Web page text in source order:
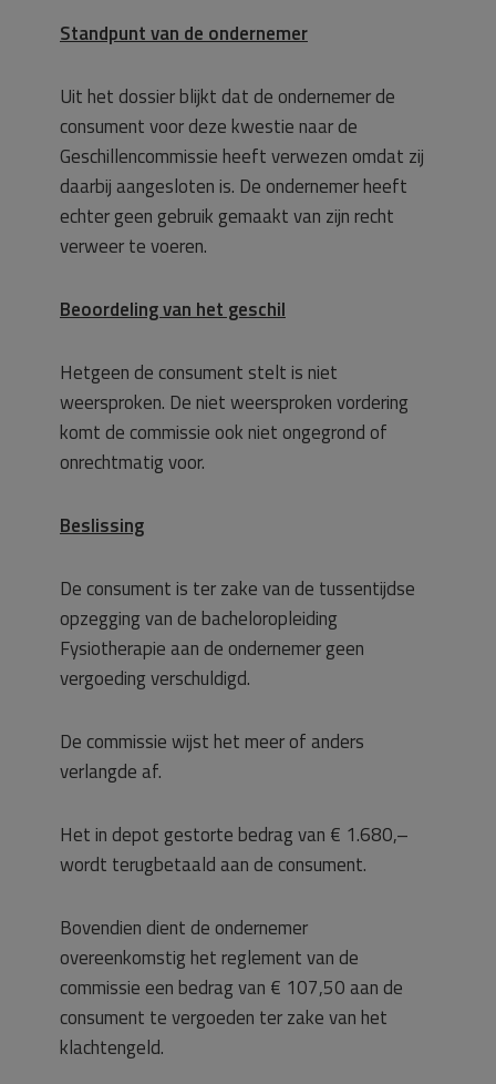
Standpunt van de ondernemer
Uit het dossier blijkt dat de ondernemer de
consument voor deze kwestie naar de
Geschillencommissie heeft verwezen omdat zij
daarbij aangesloten is. De ondernemer heeft
echter geen gebruik gemaakt van zijn recht
verweer te voeren.
Beoordeling van het geschil
Hetgeen de consument stelt is niet
weersproken. De niet weersproken vordering
komt de commissie ook niet ongegrond of
onrechtmatig voor.
Beslissing
De consument is ter zake van de tussentijdse
opzegging van de bacheloropleiding
Fysiotherapie aan de ondernemer geen
vergoeding verschuldigd.
De commissie wijst het meer of anders
verlangde af.
Het in depot gestorte bedrag van € 1.680,–
wordt terugbetaald aan de consument.
Bovendien dient de ondernemer
overeenkomstig het reglement van de
commissie een bedrag van € 107,50 aan de
consument te vergoeden ter zake van het
klachtengeld.